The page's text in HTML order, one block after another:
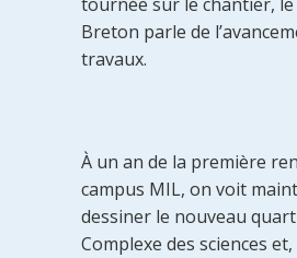
Breton parle de
travaux.
À un an de la première
campus MIL, on voit
dessiner le nouveau
Complexe des sciences